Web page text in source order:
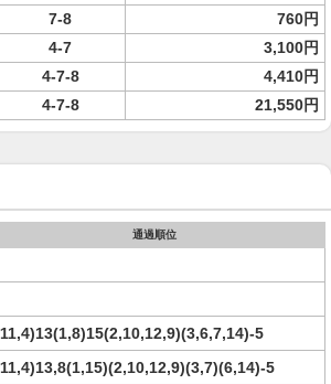
7-8
760円
4-7
3,100円
4-7-8
4,410円
4-7-8 21,550円
通過順位
5
5